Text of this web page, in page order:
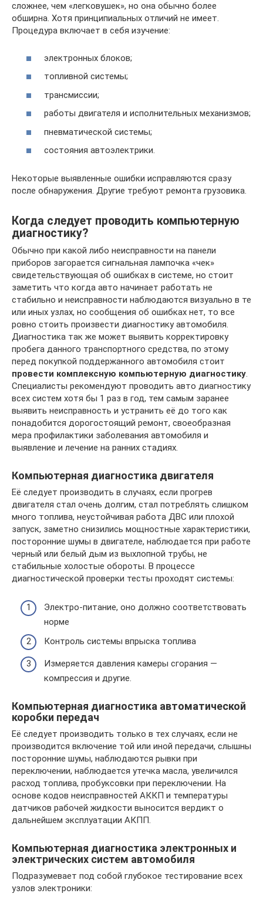
сложнее, чем «легковушек», но она обычно более
обширна. Хотя принципиальных отличий не имеет.
Процедура включает в себя изучение:
электронных блоков;
топливной системы;
трансмиссии;
работы двигателя и исполнительных механизмов;
пневматической системы;
состояния автоэлектрики.
Некоторые выявленные ошибки исправляются сразу
после обнаружения. Другие требуют ремонта грузовика.
Когда следует проводить компьютерную
диагностику?
Обычно при какой либо неисправности на панели
приборов загорается сигнальная лампочка «чек»
свидетельствующая об ошибках в системе, но стоит
заметить что когда авто начинает работать не
стабильно и неисправности наблюдаются визуально в те
или иных узлах, но сообщения об ошибках нет, то все
ровно стоить произвести диагностику автомобиля.
Диагностика так же может выявить корректировку
пробега данного транспортного средства, по этому
перед покупкой поддержанного автомобиля стоит
провести комплексную компьютерную диагностику.
Специалисты рекомендуют проводить авто диагностику
всех систем хотя бы 1 раз в год, тем самым заранее
выявить неисправность и устранить её до того как
понадобится дорогостоящий ремонт, своеобразная
мера профилактики заболевания автомобиля и
выявление и лечение на ранних стадиях.
Компьютерная диагностика двигателя
Её следует производить в случаях, если прогрев
двигателя стал очень долгим, стал потреблять слишком
много топлива, неустойчивая работа ДВС или плохой
запуск, заметно снизились мощностные характеристики,
посторонние шумы в двигателе, наблюдается при работе
черный или белый дым из выхлопной трубы, не
стабильные холостые обороты. В процессе
диагностической проверки тесты проходят системы:
Электро-питание, оно должно соответствовать
норме
Контроль системы впрыска топлива
Измеряется давления камеры сгорания —
компрессия и другие.
Компьютерная диагностика автоматической
коробки передач
Её следует производить только в тех случаях, если не
производится включение той или иной передачи, слышны
посторонние шумы, наблюдаются рывки при
переключении, наблюдается утечка масла, увеличился
расход топлива, пробуксовки при переключении. На
основе кодов неисправностей АККП и температуры
датчиков рабочей жидкости выносится вердикт о
дальнейшем эксплуатации АКПП.
Компьютерная диагностика электронных и
электрических систем автомобиля
Подразумевает под собой глубокое тестирование всех
узлов электроники: